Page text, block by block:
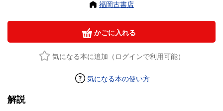
福岡古書店
かごに入れる
気になる本に追加（ログインで利用可能）
気になる本の使い方
解説